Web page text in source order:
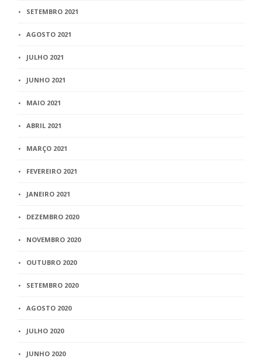
SETEMBRO 2021
AGOSTO 2021
JULHO 2021
JUNHO 2021
MAIO 2021
ABRIL 2021
MARÇO 2021
FEVEREIRO 2021
JANEIRO 2021
DEZEMBRO 2020
NOVEMBRO 2020
OUTUBRO 2020
SETEMBRO 2020
AGOSTO 2020
JULHO 2020
JUNHO 2020